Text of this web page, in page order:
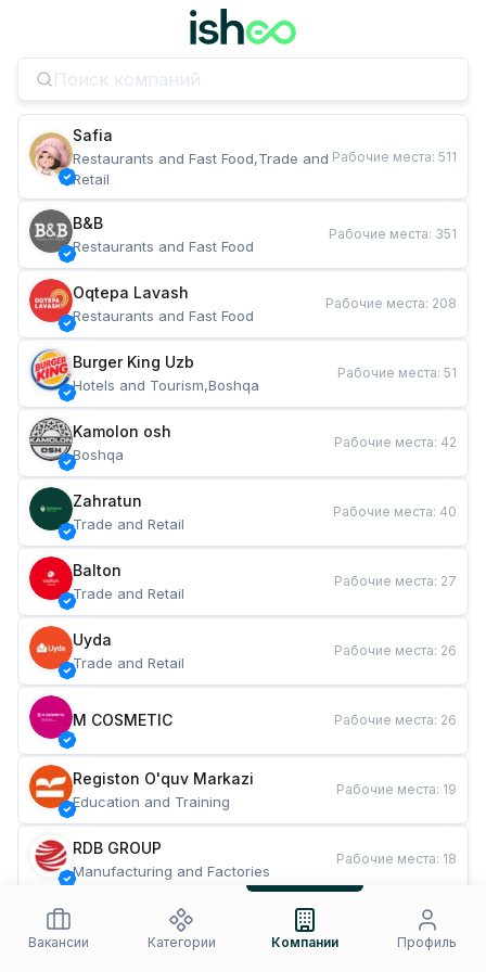
Safia
Restaurants and Fast Food,Trade and
Retail
Рабочие места: 511
B&B
Restaurants and Fast Food
Рабочие места: 351
Oqtepa Lavash
Restaurants and Fast Food
Рабочие места: 208
Burger King Uzb
Hotels and Tourism,Boshqa
Рабочие места: 51
Kamolon osh
Boshqa
Рабочие места: 42
Zahratun
Trade and Retail
Рабочие места: 40
Balton
Trade and Retail
Рабочие места: 27
Uyda
Trade and Retail
Рабочие места: 26
M COSMETIC Рабочие места: 26
Registon O'quv Markazi
Education and Training
Рабочие места: 19
RDB GROUP
Manufacturing and Factories
Рабочие места: 18
Restaurants and Fast Food
Рабочие места
Вакансии
Категории Компании Профиль